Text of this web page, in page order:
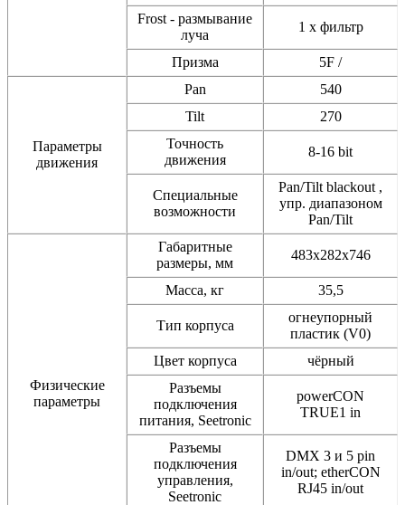
Frost - размывание
луча
1 x фильтр
Призма 5F /
Параметры
движения
Pan
540
Tilt
270
Точность
движения
8-16 bit
Специальные
возможности
Pan/Tilt blackout ,
упр. диапазоном
Pan/Tilt
Физические
параметры
Габаритные
размеры, мм
483x282x746
Масса, кг 35,5
Тип корпуса
огнеупорный
пластик (V0)
Цвет корпуса
чёрный
Разъемы
подключения
питания, Seetronic
powerCON
TRUE1 in
Разъемы
подключения
управления,
Seetronic
DMX 3 и 5 pin
in/out; etherCON
RJ45 in/out